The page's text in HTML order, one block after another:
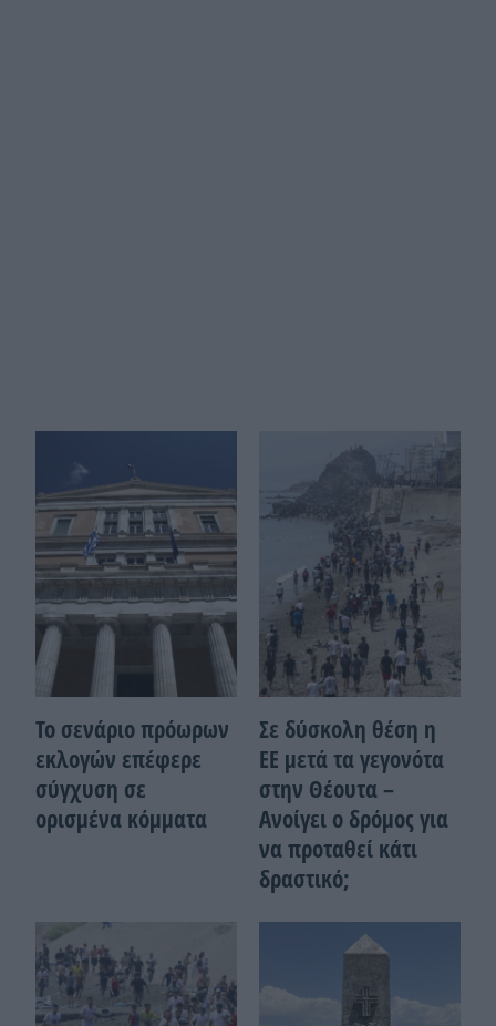
Το σενάριο πρόωρων
εκλογών επέφερε
σύγχυση σε
ορισμένα κόμματα
Σε δύσκολη θέση η
ΕΕ μετά τα γεγονότα
στην Θέουτα –
Ανοίγει ο δρόμος για
να προταθεί κάτι
δραστικό;